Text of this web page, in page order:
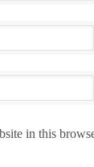
in this